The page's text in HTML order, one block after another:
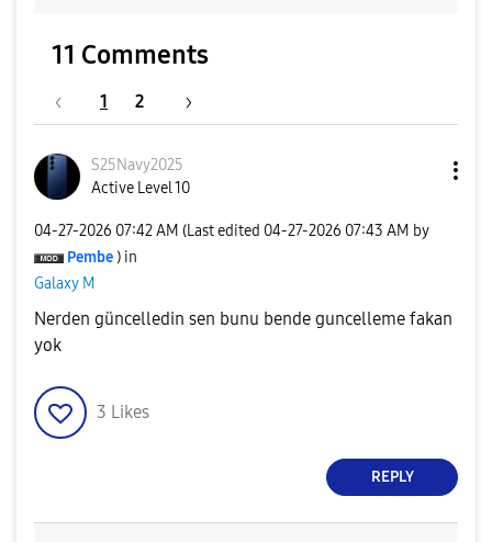
11 Comments
1 2
S25Navy2025
Active Level 10
‎04-27-2026 07:42 AM (Last edited ‎04-27-2026 07:43 AM by
Pembe ) in
Galaxy M
Nerden güncelledin sen bunu bende guncelleme fakan
yok
3 Likes
REPLY